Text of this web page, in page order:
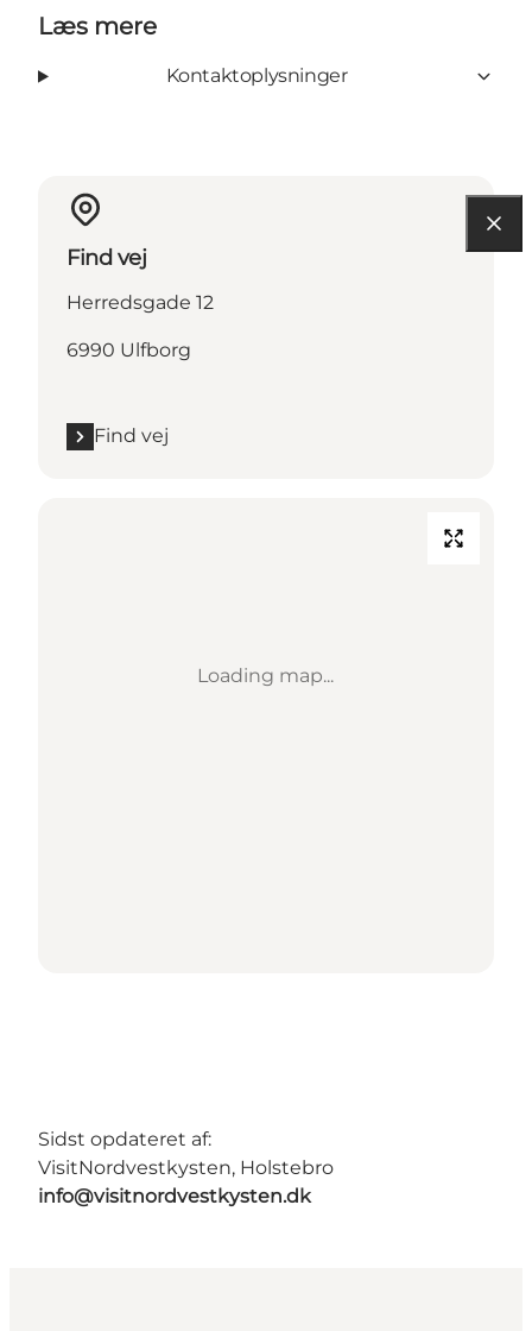
Læs mere
Kontaktoplysninger
Find vej
Herredsgade 12
6990 Ulfborg
Find vej
Loading map...
Sidst opdateret af:
VisitNordvestkysten, Holstebro
info@visitnordvestkysten.dk